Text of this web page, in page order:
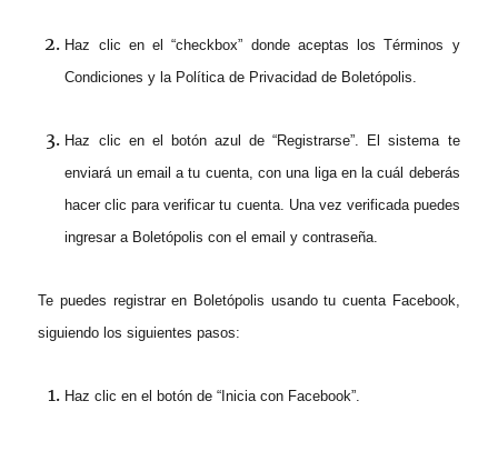
Haz clic en el “checkbox” donde aceptas los Términos y
Condiciones y la Política de Privacidad de Boletópolis.
Haz clic en el botón azul de “Registrarse”. El sistema te
enviará un email a tu cuenta, con una liga en la cuál deberás
hacer clic para verificar tu cuenta. Una vez verificada puedes
ingresar a Boletópolis con el email y contraseña.
Te puedes registrar en Boletópolis usando tu cuentaFacebook,
siguiendo los siguientes pasos:
Haz clic en el botón de “Inicia con Facebook”.